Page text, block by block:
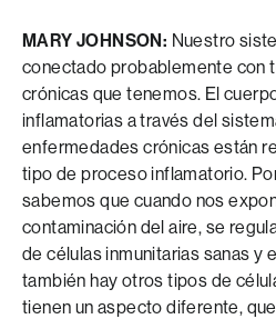
MARY JOHNSON: Nuestro
conectado probablemente con
crónicas que tenemos. El
inflamatorias a través del
enfermedades crónicas están
tipo de proceso inflamatorio.
sabemos que cuando nos
contaminación del aire, se
de células inmunitarias sanas y
también hay otros tipos de
tienen un aspecto diferente,